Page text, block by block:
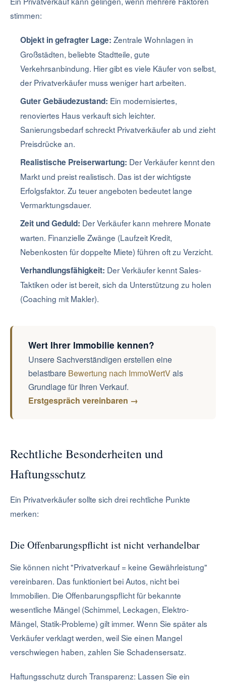
stimmen:
Objekt in gefragter Lage: Zentrale Wohnlagen in
Großstädten, beliebte Stadtteile, gute
Verkehrsanbindung. Hier gibt es viele Käufer von selbst,
der Privatverkäufer muss weniger hart arbeiten.
Guter Gebäudezustand: Ein modernisiertes,
renoviertes Haus verkauft sich leichter.
Sanierungsbedarf schreckt Privatverkäufer ab und zieht
Preisdrücke an.
Realistische Preiserwartung: Der Verkäufer kennt den
Markt und preist realistisch. Das ist der wichtigste
Erfolgsfaktor. Zu teuer angeboten bedeutet lange
Vermarktungsdauer.
Zeit und Geduld: Der Verkäufer kann mehrere Monate
warten. Finanzielle Zwänge (Laufzeit Kredit,
Nebenkosten für doppelte Miete) führen oft zu Verzicht.
Verhandlungsfähigkeit: Der Verkäufer kennt Sales-
Taktiken oder ist bereit, sich da Unterstützung zu holen
(Coaching mit Makler).
Wert Ihrer Immobilie kennen?
Unsere Sachverständigen erstellen eine
belastbare Bewertung nach ImmoWertVals
Grundlage für Ihren Verkauf.
Erstgespräch vereinbaren →
Rechtliche Besonderheiten und
Haftungsschutz
Ein Privatverkäufer sollte sich drei rechtliche Punkte
merken:
Die Offenbarungspflicht ist nicht verhandelbar
Sie können nicht "Privatverkauf = keine Gewährleistung"
vereinbaren. Das funktioniert bei Autos, nicht bei
Immobilien. Die Offenbarungspflicht für bekannte
wesentliche Mängel (Schimmel, Leckagen, Elektro-
Mängel, Statik-Probleme) gilt immer. Wenn Sie später als
Verkäufer verklagt werden, weil Sie einen Mangel
verschwiegen haben, zahlen Sie Schadensersatz.
Haftungsschutz durch Transparenz: Lassen Sie ein